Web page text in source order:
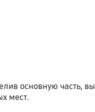
основную часть, вы
мест.